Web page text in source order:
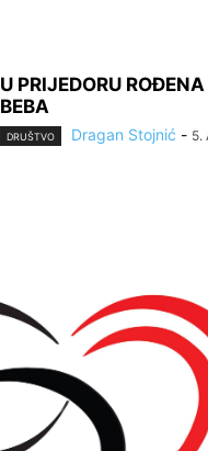
U PRIJEDORU
BEBA
DRUŠTVO Dragan Stojnić - 5.